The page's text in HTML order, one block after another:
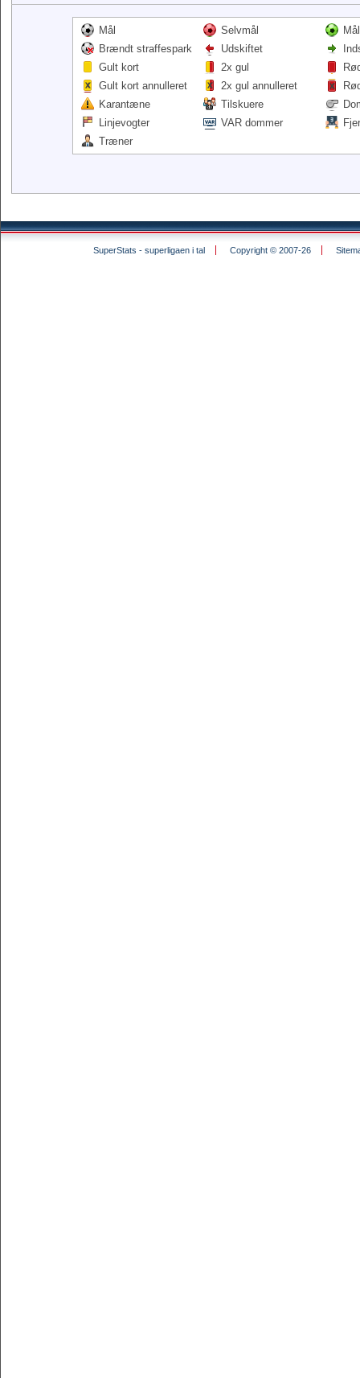
Mål Selvmål
Brændt straffespark
Udskiftet
Gult kort
2x gul
Gult kort annulleret
2x gul annulleret
Karantæne
Tilskuere
Linjevogter
VAR dommer
Træner
SuperStats - superligaen i tal Copyright © 2007-26